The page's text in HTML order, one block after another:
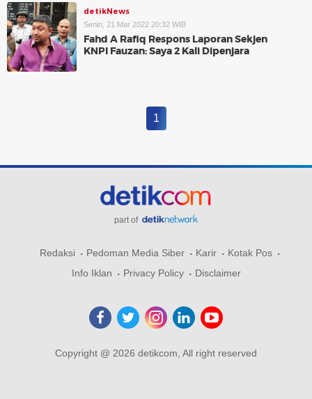
detikNews
Senin, 21 Mar 2022 20:32 WIB
Fahd A Rafiq Respons Laporan Sekjen
KNPI Fauzan: Saya 2 Kali Dipenjara
1
part of
Redaksi Pedoman Media Siber Karir
Kotak Pos
Info Iklan
Privacy Policy Disclaimer
Copyright @ 2026 detikcom, All right reserved